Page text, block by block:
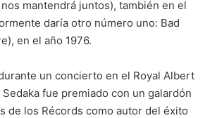
mantendrá juntos), también en el
daría otro número uno: Bad
en el año 1976.
un concierto en el Royal Albert
fue premiado con un galardón
de los Récords como autor del éxito